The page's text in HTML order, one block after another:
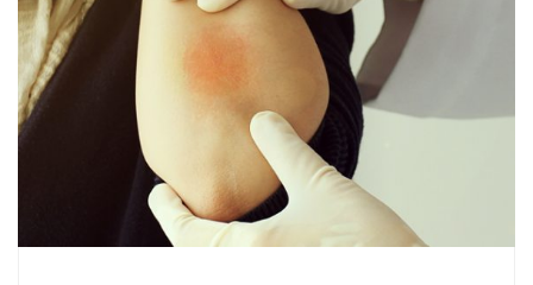
Łuszczyca jest ogólnie uważana za chorobę autoimmunologiczną
oraz genetyczną. Układ […]